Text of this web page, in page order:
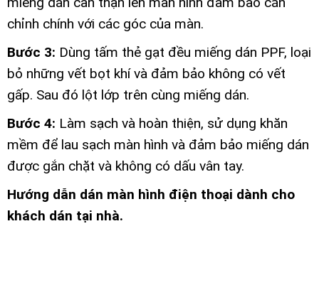
chỉnh chính với các góc của màn.
Bước 3: Dùng tấm thẻ gạt đều miếng dán PPF, loại
bỏ những vết bọt khí và đảm bảo không có vết
gấp. Sau đó lột lớp trên cùng miếng dán.
Bước 4: Làm sạch và hoàn thiện, sử dụng khăn
mềm để lau sạch màn hình và đảm bảo miếng dán
được gắn chặt và không có dấu vân tay.
Hướng dẫn dán màn hình điện thoại dành cho
khách dán tại nhà.